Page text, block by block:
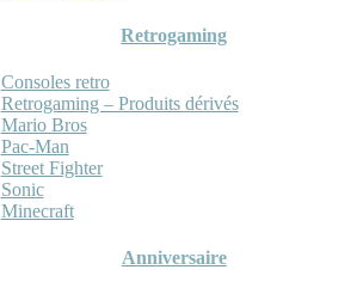
Retrogaming
Consoles retro
Retrogaming – Produits dérivés
Mario Bros
Pac-Man
Street Fighter
Sonic
Minecraft
Anniversaire